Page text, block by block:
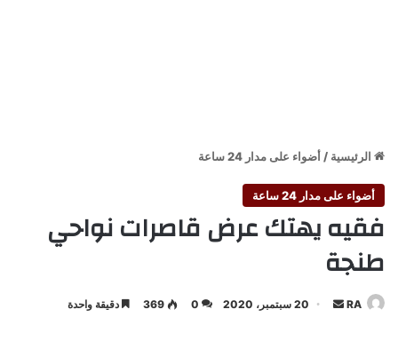
الرئيسية / أضواء على مدار 24 ساعة
أضواء على مدار 24 ساعة
فقيه يهتك عرض قاصرات نواحي
طنجة
RA
أرسل 20 سبتمبر، 2020 0
369 دقيقة واحدة